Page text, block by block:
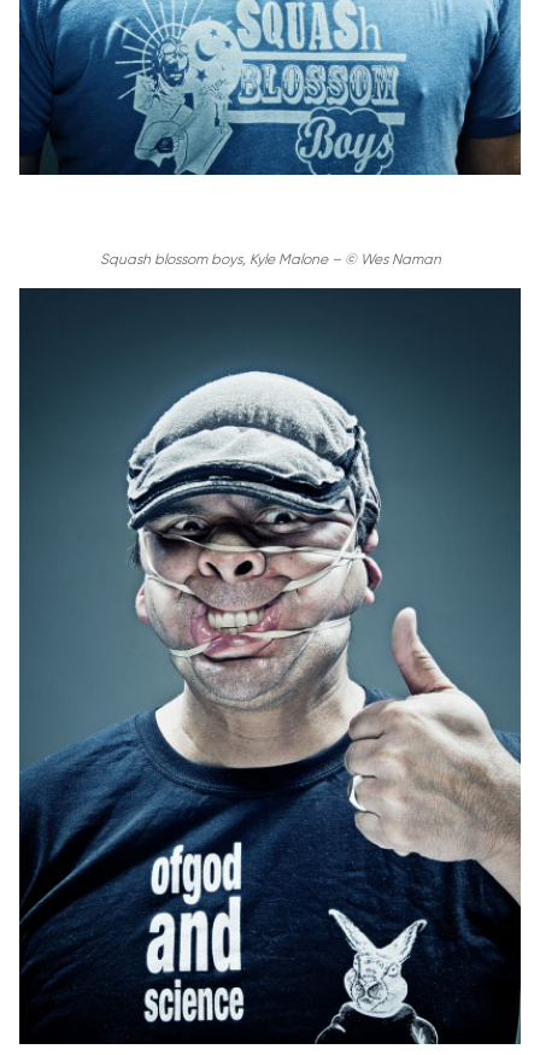
Squash blossom boys, Kyle Malone – © Wes Naman